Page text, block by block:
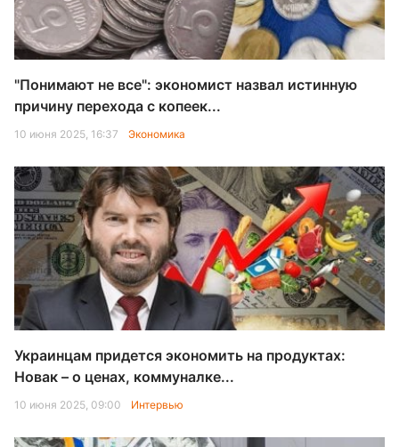
"Понимают не все": экономист назвал истинную
причину перехода с копеек...
10 июня 2025, 16:37 Экономика
Украинцам придется экономить на продуктах:
Новак – о ценах, коммуналке...
10 июня 2025, 09:00 Интервью